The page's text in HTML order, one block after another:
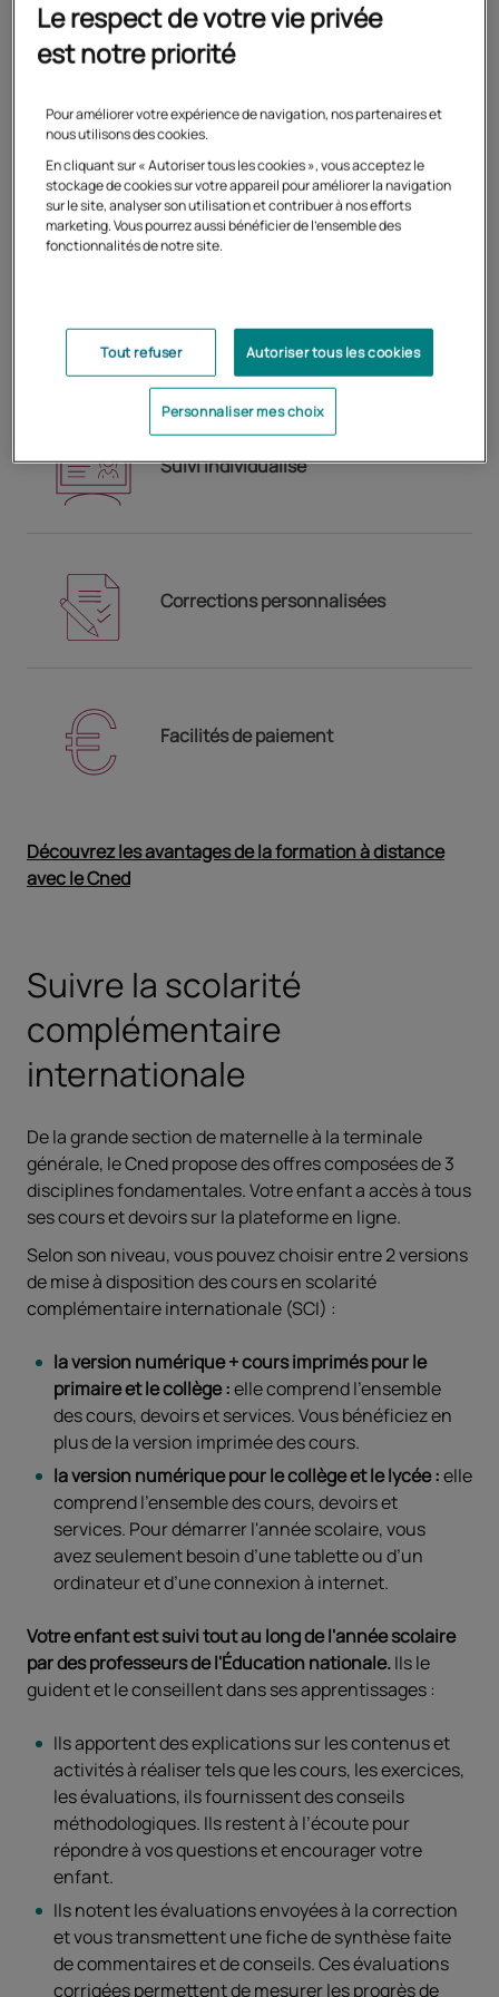
Préparation
Trois matières principales sur une année
Accès 24h/24 à la formation
Suivi individualisé
Corrections personnalisées
Facilités de paiement
Découvrez les avantages de la formation à distance
avec le Cned
Suivre la scolarité
complémentaire
internationale
De la grande section de maternelle à la terminale
générale, le Cned propose des offres composées de 3
disciplines fondamentales. Votre enfant a accès à tous
ses cours et devoirs sur la plateforme en ligne.
Selon son niveau, vous pouvez choisir entre 2 versions
de mise à disposition des cours en scolarité
complémentaire internationale (SCI) :
la version numérique + cours imprimés pour le
primaire et le collège :elle comprend l’ensemble
des cours, devoirs et services. Vous bénéficiez en
plus de la version imprimée des cours.
la version numérique pour le collège et le lycée :elle
comprend l’ensemble des cours, devoirs et
services. Pour démarrer l'année scolaire, vous
avez seulement besoin d’une tablette ou d’un
ordinateur et d’une connexion à internet.
Votre enfant est suivi tout au long de l'année scolaire
par des professeurs de l'Éducation nationale.Ils le
guident et le conseillent dans ses apprentissages :
Ils apportent des explications sur les contenus et
activités à réaliser tels que les cours, les exercices,
les évaluations, ils fournissent des conseils
méthodologiques. Ils restent à l’écoute pour
répondre à vos questions et encourager votre
enfant.
Ils notent les évaluations envoyées à la correction
et vous transmettent une fiche de synthèse faite
de commentaires et de conseils. Ces évaluations
corrigées permettent de mesurer les progrès de
Le respect de votre vie privée
est notre priorité
Pour améliorer votre expérience de navigation, nos partenaires et
nous utilisons des cookies.
En cliquant sur « Autoriser tous les cookies », vous acceptez le
stockage de cookies sur votre appareil pour améliorer la navigation
sur le site, analyser son utilisation et contribuer à nos efforts
marketing. Vous pourrez aussi bénéficier de l'ensemble des
fonctionnalités de notre site.
Tout refuser Autoriser tous les cookies
Personnaliser mes choix